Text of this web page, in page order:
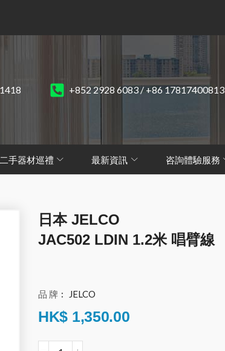
+852 2928 6083 / +86 17817400813
二手器材巡禮 最新資訊 咨詢體驗服務
日本 JELCO
JAC502 LDIN 1.2米 唱臂線
品 牌︰ JELCO
HK$ 1,350.00